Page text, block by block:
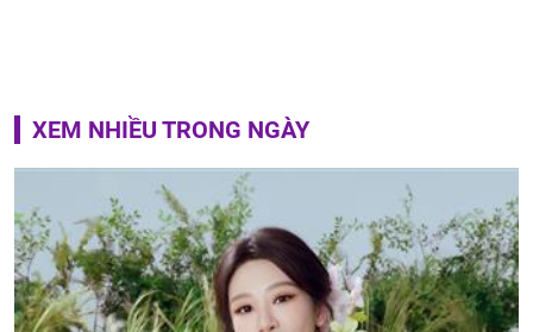
XEM NHIỀU TRONG NGÀY